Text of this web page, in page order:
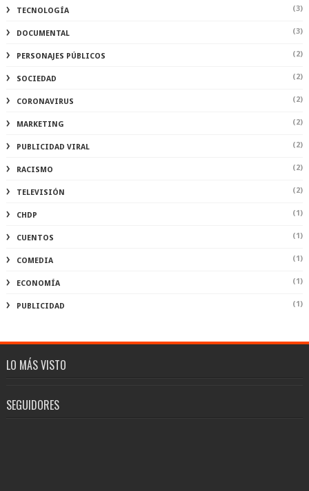
TECNOLOGÍA (3)
DOCUMENTAL (3)
PERSONAJES PÚBLICOS (2)
SOCIEDAD (2)
CORONAVIRUS (2)
MARKETING (2)
PUBLICIDAD VIRAL (2)
RACISMO (2)
TELEVISIÓN (2)
CHDP (1)
CUENTOS (1)
COMEDIA (1)
ECONOMÍA (1)
PUBLICIDAD (1)
LO MÁS VISTO
SEGUIDORES